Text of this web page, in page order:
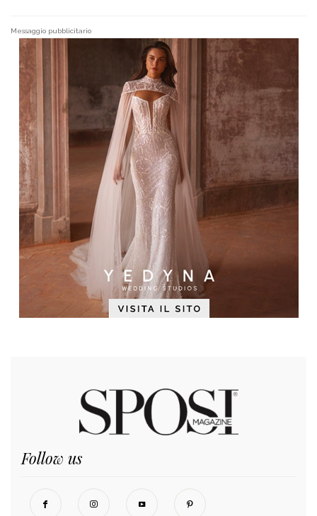
Messaggio pubblicitario
Follow us